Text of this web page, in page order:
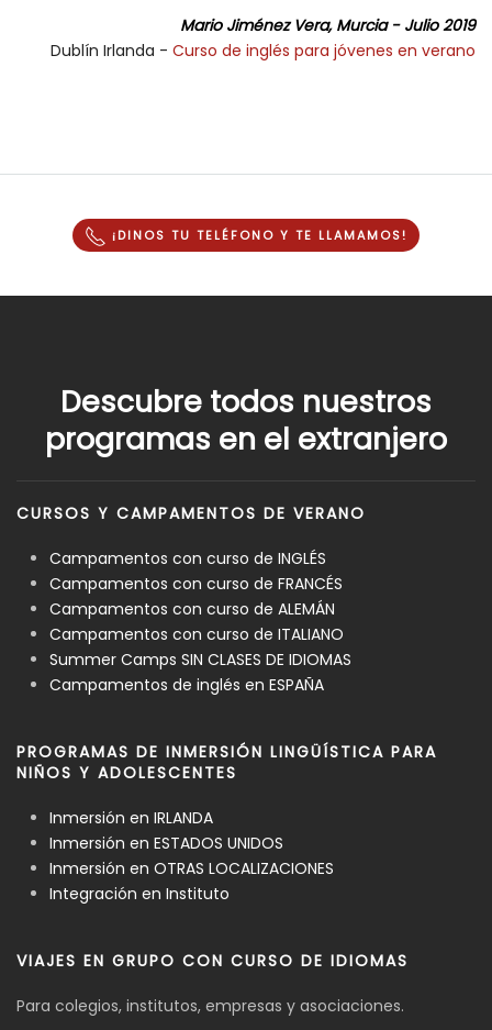
Mario Jiménez Vera, Murcia - Julio 2019
Dublín Irlanda - Curso de inglés para jóvenes en verano
¡DINOS TU TELÉFONO Y TE LLAMAMOS!
Descubre todos nuestros
programas en el extranjero
CURSOS Y CAMPAMENTOS DE VERANO
Campamentos con curso de INGLÉS
Campamentos con curso de FRANCÉS
Campamentos con curso de ALEMÁN
Campamentos con curso de ITALIANO
Summer Camps SIN CLASES DE IDIOMAS
Campamentos de inglés en ESPAÑA
PROGRAMAS DE INMERSIÓN LINGÜÍSTICA PARA
NIÑOS Y ADOLESCENTES
Inmersión en IRLANDA
Inmersión en ESTADOS UNIDOS
Inmersión en OTRAS LOCALIZACIONES
Integración en Instituto
VIAJES EN GRUPO CON CURSO DE IDIOMAS
Para colegios, institutos, empresas y asociaciones.